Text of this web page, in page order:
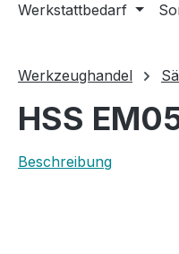
Werkstattbedarf
Werkzeughandel
HSS
Beschreibung